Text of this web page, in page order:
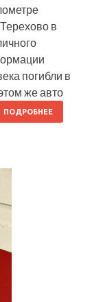
в
погибли в
же авто
ПОДРОБНЕЕ